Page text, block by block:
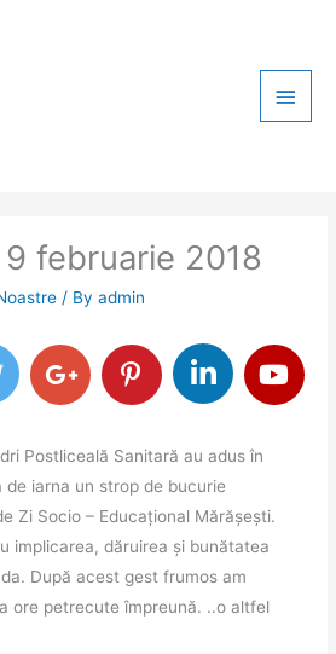
Menu
februarie 2018
/ Byadmin
Postliceală Sanitară au adus în
iarna un strop de bucurie
Zi Socio – Educațional Mărășești.
implicarea, dăruirea și bunătatea
După acest gest frumos am
ore petrecute împreună. ..o altfel